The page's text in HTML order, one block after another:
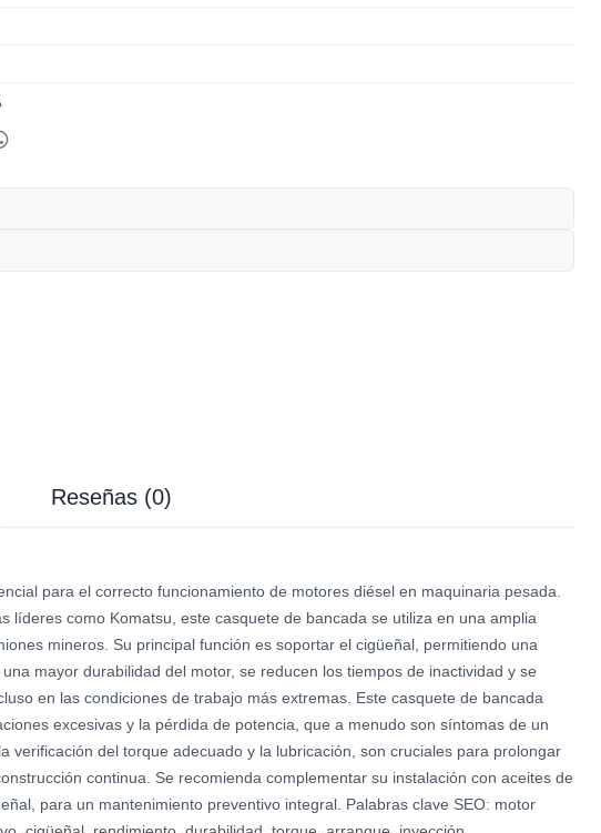
Reseñas (0)
para el correcto funcionamiento de motores diésel en maquinaria pesada.
líderes como Komatsu, este casquete de bancada se utiliza en una amplia
mineros. Su principal función es soportar el cigüeñal, permitiendo una
mayor durabilidad del motor, se reducen los tiempos de inactividad y se
en las condiciones de trabajo más extremas. Este casquete de bancada
excesivas y la pérdida de potencia, que a menudo son síntomas de un
del torque adecuado y la lubricación, son cruciales para prolongar
continua. Se recomienda complementar su instalación con aceites de
para un mantenimiento preventivo integral. Palabras clave SEO: motor